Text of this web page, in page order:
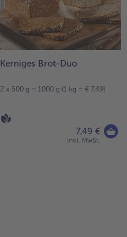
Kerniges Brot-Duo
2 x 500 g = 1000 g (1 kg = € 7,49)
7,49 €
inkl. MwSt.